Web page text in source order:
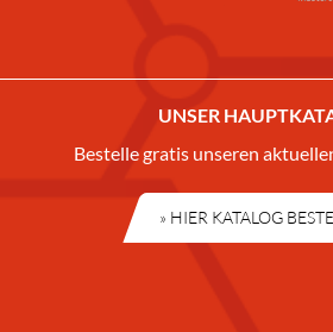
UNSER
Bestelle gratis unseren
» HIER KATALOG